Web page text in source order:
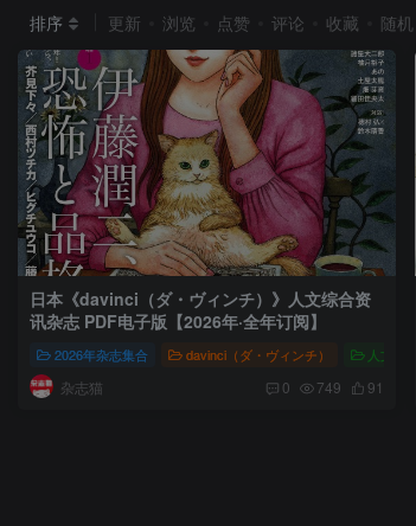
排序
更新 浏览 点赞 评论 收藏 随机
日本《davinci（ダ・ヴィンチ）》人文综合资
讯杂志 PDF电子版【2026年·全年订阅】
2026年杂志集合 davinci（ダ・ヴィンチ） 人文风尚
杂志猫 0 749 91